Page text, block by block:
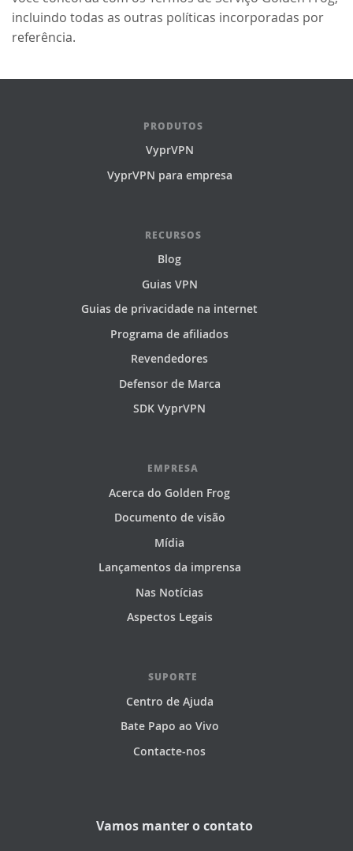
incluindo todas as outras políticas incorporadas por
referência.
PRODUTOS
VyprVPN
VyprVPN para empresa
RECURSOS
Blog
Guias VPN
Guias de privacidade na internet
Programa de afiliados
Revendedores
Defensor de Marca
SDK VyprVPN
EMPRESA
Acerca do Golden Frog
Documento de visão
Mídia
Lançamentos da imprensa
Nas Notícias
Aspectos Legais
SUPORTE
Centro de Ajuda
Bate Papo ao Vivo
Contacte-nos
Vamos manter o contato